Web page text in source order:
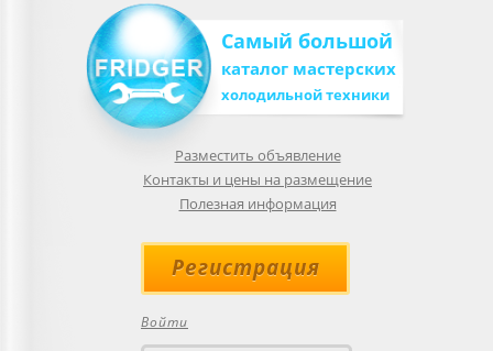
Самый большой
каталог мастерских
холодильной техники
Разместить объявление
Контакты и цены на размещение
Полезная информация
Регистрация
Войти